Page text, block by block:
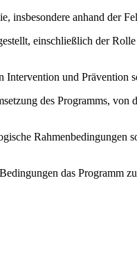
insbesondere anhand der
einschließlich der
und Prävention
des Programms,
Rahmenbedingungen
das Programm